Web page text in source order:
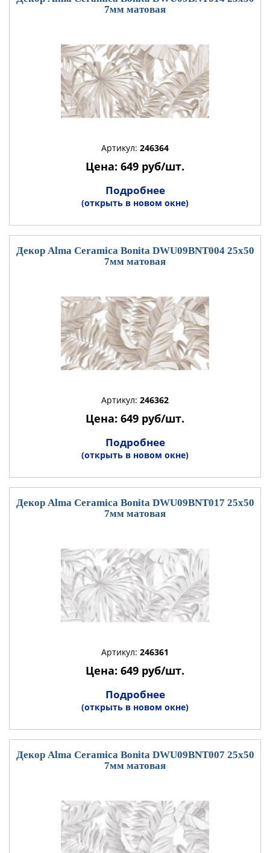
7мм матовая
Артикул: 246364
Цена: 649 руб/шт.
Подробнее
(открыть в новом окне)
Декор Alma Ceramica Bonita DWU09BNT004 25x50
7мм матовая
Артикул: 246362
Цена: 649 руб/шт.
Подробнее
(открыть в новом окне)
Декор Alma Ceramica Bonita DWU09BNT017 25x50
7мм матовая
Артикул: 246361
Цена: 649 руб/шт.
Подробнее
(открыть в новом окне)
Декор Alma Ceramica Bonita DWU09BNT007 25x50
7мм матовая